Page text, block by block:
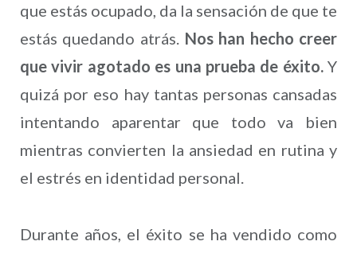
que estás ocupado, da la sensación de que te
estás quedando atrás. Nos han hecho creer
que vivir agotado es una prueba de éxito.Y
quizá por eso hay tantas personas cansadas
intentando aparentar que todo va bien
mientras convierten la ansiedad en rutina y
el estrés en identidad personal.
Durante años, el éxito se ha vendido como